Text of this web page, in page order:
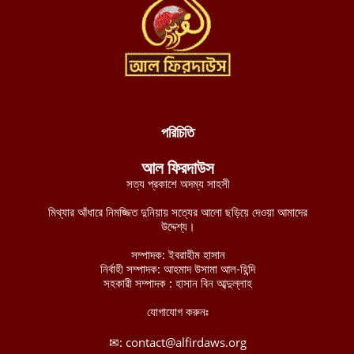
যুদ্ধ বন্ধে নাইজার রাষ্ট্রপ্রধানকে জেএনআইএম-এর শর্ত: মানব রচিত
সংবিধান ছেড়ে শরিয়াহ্ প্রতিষ্ঠা করুন
নব্য চাঁদাবাজদের হাতে জিম্মি রাজধানীবাসী, ৩৫ স্পটে পুলিশ সদস্যরাই করছে
বুরকিনান জান্তা বাহিনীর ১২টি সামরিক অবস্থানের নিয়ন্ত্রণ নিয়েছে
মালিতে জান্তা ও রুশ বাহিনীর ৫টি কনভয়ে প্রতিরোধ বাহিনী জেএনআইএম-
পরিচিতি
আল ফিরদাউস
সত্য প্রকাশে অদম্য সাহসী
মিথ্যার আঁধারে নিমজ্জিত দুনিয়ায় সত্যের আলো ছড়িয়ে দেওয়া আমাদের
উদ্দেশ্য।
সম্পাদক: ইবরাহীম হাসান
নির্বাহী সম্পাদক: আহমাদ উসামা আল-হিন্দি
সহকারী সম্পাদক : হাসান বিন আব্দুল্লাহ
যোগাযোগ করুনঃ
✉: contact@alfirdaws.org